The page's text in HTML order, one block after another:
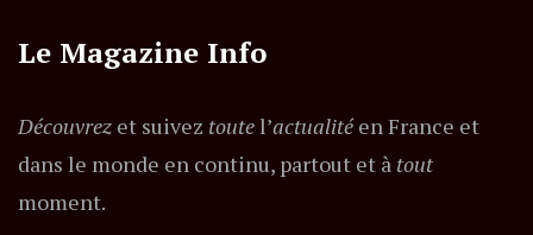
Le Magazine Info
Découvrez et suivez toutel’actualitéen France et
dans le monde en continu, partout et à tout
moment.